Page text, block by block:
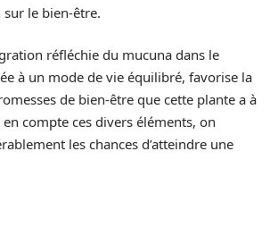
le bien-être.
réfléchie du mucuna dans le
à un mode de vie équilibré, favorise la
de bien-être que cette plante a à
compte ces divers éléments, on
les chances d’atteindre une